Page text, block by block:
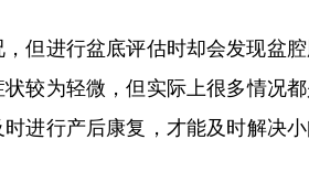
但进行盆底评估时却会发现盆
较为轻微，但实际上很多情况
进行产后康复，才能及时解决